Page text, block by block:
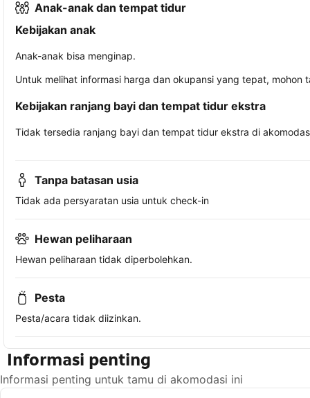
Anak-anak dan tempat tidur
Kebijakan anak
Anak-anak bisa menginap.
Untuk melihat informasi harga dan okupansi yang tepat,
Kebijakan ranjang bayi dan tempat tidur ekstra
Tidak tersedia ranjang bayi dan tempat tidur ekstra di
Tanpa batasan usia
Tidak ada persyaratan usia untuk check-in
Hewan peliharaan
Hewan peliharaan tidak diperbolehkan.
Pesta
Pesta/acara tidak diizinkan.
Informasi penting
Informasi penting untuk tamu di akomodasi ini